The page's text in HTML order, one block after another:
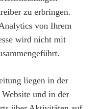
zu erbringen.
von Ihrem
wird nicht mit
liegen in der
und in der